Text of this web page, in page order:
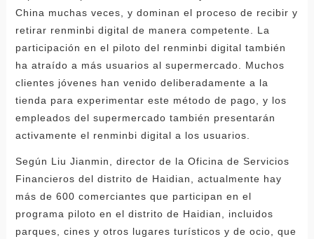
China muchas veces, y dominan el proceso de recibir y
retirar renminbi digital de manera competente. La
participación en el piloto del renminbi digital también
ha atraído a más usuarios al supermercado. Muchos
clientes jóvenes han venido deliberadamente a la
tienda para experimentar este método de pago, y los
empleados del supermercado también presentarán
activamente el renminbi digital a los usuarios.
Según Liu Jianmin, director de la Oficina de Servicios
Financieros del distrito de Haidian, actualmente hay
más de 600 comerciantes que participan en el
programa piloto en el distrito de Haidian, incluidos
parques, cines y otros lugares turísticos y de ocio, que